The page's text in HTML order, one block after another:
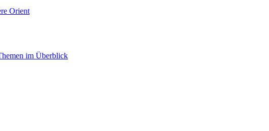
Orient
im Überblick